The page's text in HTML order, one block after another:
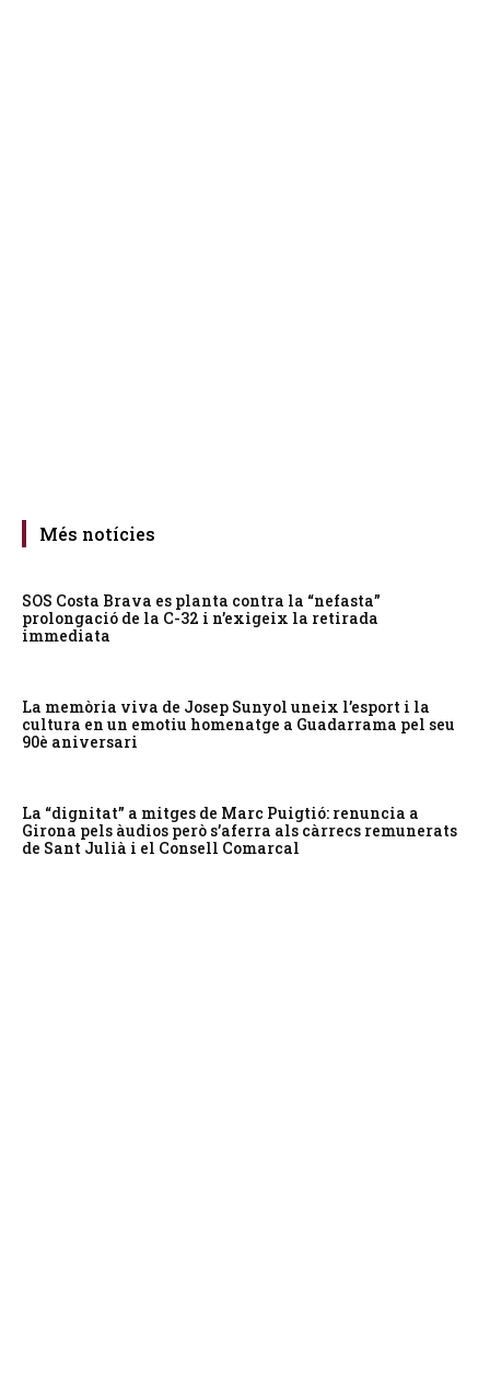
Més notícies
SOS Costa Brava es planta contra la “nefasta”
prolongació de la C-32 i n’exigeix la retirada
immediata
La memòria viva de Josep Sunyol uneix l’esport i la
cultura en un emotiu homenatge a Guadarrama pel seu
90è aniversari
La “dignitat” a mitges de Marc Puigtió: renuncia a
Girona pels àudios però s’aferra als càrrecs remunerats
de Sant Julià i el Consell Comarcal